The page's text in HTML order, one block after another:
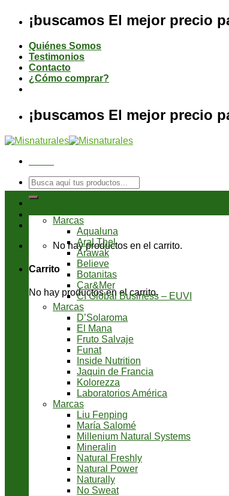
¡buscamos El mejor precio
Quiénes Somos
Testimonios
Contacto
¿Cómo comprar?
¡buscamos El mejor precio
Buscar
por:
No hay productos en el carrito.
Carrito
No hay productos en el carrito.
Marcas
Aqualuna
Aral Thel
Arawak
Believe
Botanitas
Car&Mer
CI Global Business – EUVI
Marcas
D’Solaroma
El Mana
Fruto Salvaje
Funat
Inside Nutrition
Jaquin de Francia
Kolorezza
Laboratorios América
Marcas
Liu Fenping
María Salomé
Millenium Natural Systems
Mineralin
Natural Freshly
Natural Power
Naturally
No Sweat